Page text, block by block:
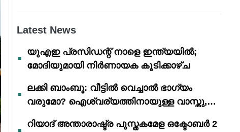
Latest News
യുഎഇ പ്രസിഡന്റ് നാളെ ഇന്ത്യയിൽ;
മോദിയുമായി നിർണായക കൂടിക്കാഴ്ച
ലക്കി ബാംബൂ: വീട്ടിൽ വെച്ചാൽ ഭാഗ്യം
വരുമോ? ഐശ്വര്യത്തിനായുള്ള വാസ്തു,
റിയാദ് അന്താരാഷ്ട്ര പുസ്തകമേള ഒക്ടോബർ 2